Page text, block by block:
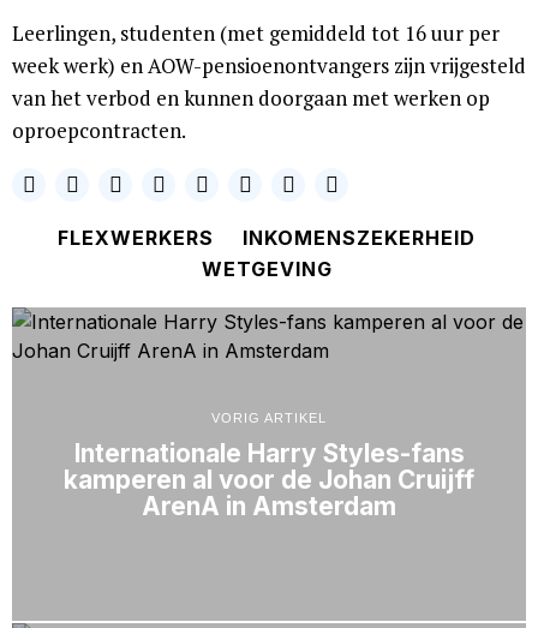
Leerlingen, studenten (met gemiddeld tot 16 uur per
week werk) en AOW-pensioenontvangers zijn vrijgesteld
van het verbod en kunnen doorgaan met werken op
oproepcontracten.
FLEXWERKERS
INKOMENSZEKERHEID
WETGEVING
VORIG ARTIKEL
Internationale Harry Styles-fans
kamperen al voor de Johan Cruijff
ArenA in Amsterdam